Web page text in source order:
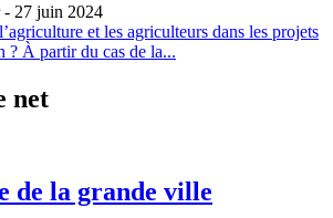
- 27 juin 2024
et les agriculteurs dans les projets
? À partir du cas de la...
net
de la grande ville